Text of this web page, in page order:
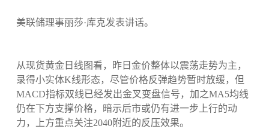
美联储理事丽莎·库克发表讲话。
从现货黄金日线图看，昨日金价整体以震荡走势为主，
录得小实体K线形态，尽管价格反弹趋势暂时放缓，但
MACD指标双线已经发出金叉变盘信号，加之MA5均线
仍在下方支撑价格，暗示后市或仍有进一步上行的动
力，上方重点关注2040附近的反压效果。